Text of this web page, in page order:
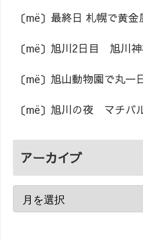
〔më〕最終日 札幌で黄金
〔më〕旭川2日目 旭川
〔më〕旭山動物園で丸一
〔më〕旭川の夜 マチバ
アーカイブ